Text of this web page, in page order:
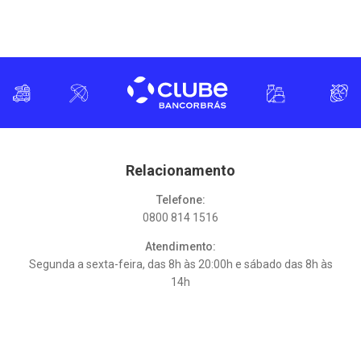
Relacionamento
Telefone:
0800 814 1516
Atendimento:
Segunda a sexta-feira, das 8h às 20:00h e sábado das 8h às
14h